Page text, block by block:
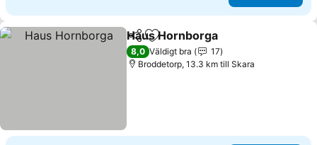
Dela Lägg till i Mina Favoriter
Haus Hornborga
8,0 Väldigt bra
17
Broddetorp, 13.3 km till Skara